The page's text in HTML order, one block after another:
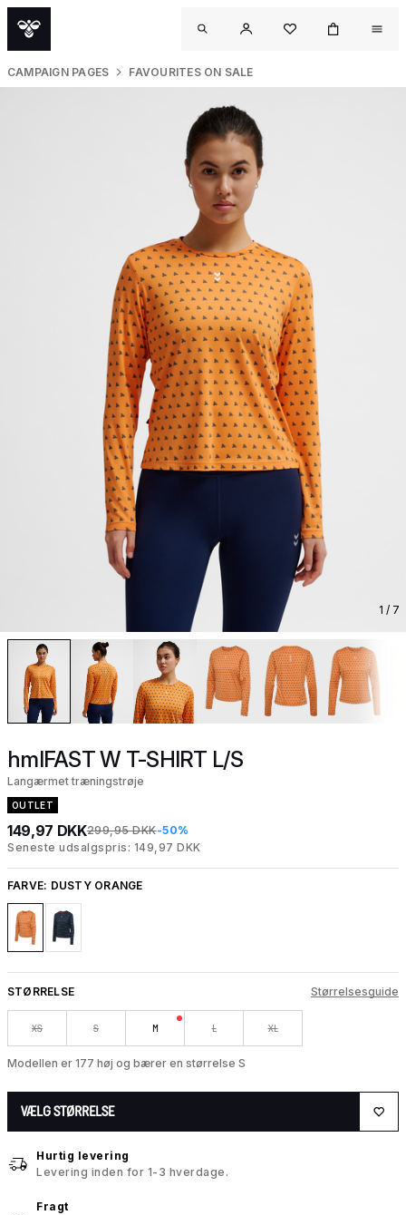
CAMPAIGN PAGES FAVOURITES ON SALE
1 / 7
hmlFAST W T-SHIRT L/S
Langærmet træningstrøje
OUTLET
149,97 DKK299,95 DKK-50%
Seneste udsalgspris: 149,97 DKK
FARVE: DUSTY ORANGE
STØRRELSE Størrelsesguide
XS S M L XL
Modellen er 177 høj og bærer en størrelse S
VÆLG STØRRELSE
Hurtig levering
Levering inden for 1-3 hverdage.
Fragt